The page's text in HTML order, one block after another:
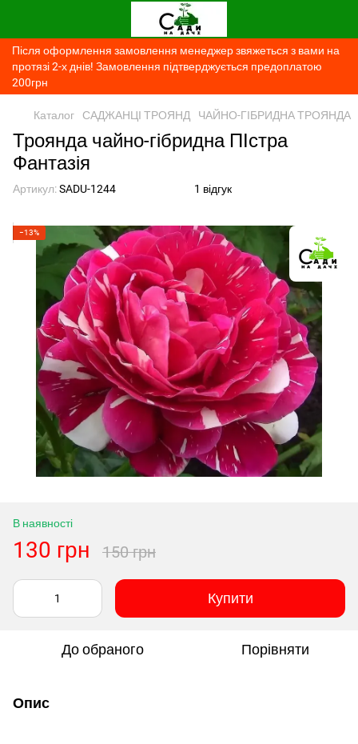
Після оформлення замовлення менеджер звяжеться з вами на
протязі 2-х днів! Замовлення підтверджується предоплатою
200грн
Каталог САДЖАНЦІ ТРОЯНД ЧАЙНО-ГІБРИДНА ТРОЯНДА
Троянда чайно-гібридна ПІстра
Фантазія
Артикул:SADU-1244 1 відгук
−13%
В наявності
130 грн 150 грн
Купити
До обраного Порівняти
Опис